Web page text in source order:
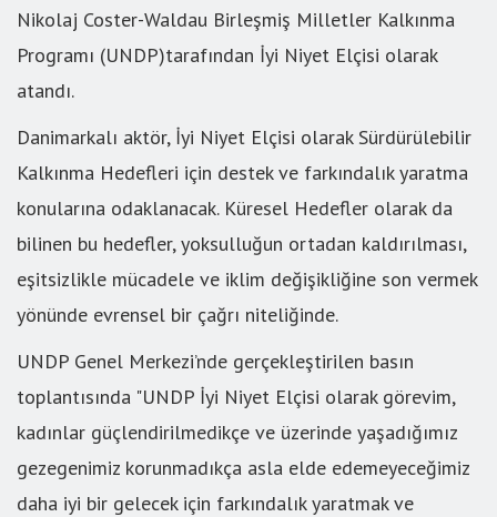
Nikolaj Coster-Waldau Birleşmiş Milletler Kalkınma
Programı (UNDP)tarafından İyi Niyet Elçisi olarak
atandı.
Danimarkalı aktör, İyi Niyet Elçisi olarak Sürdürülebilir
Kalkınma Hedefleri için destek ve farkındalık yaratma
konularına odaklanacak. Küresel Hedefler olarak da
bilinen bu hedefler, yoksulluğun ortadan kaldırılması,
eşitsizlikle mücadele ve iklim değişikliğine son vermek
yönünde evrensel bir çağrı niteliğinde.
UNDP Genel Merkezi’nde gerçekleştirilen basın
toplantısında "UNDP İyi Niyet Elçisi olarak görevim,
kadınlar güçlendirilmedikçe ve üzerinde yaşadığımız
gezegenimiz korunmadıkça asla elde edemeyeceğimiz
daha iyi bir gelecek için farkındalık yaratmak ve